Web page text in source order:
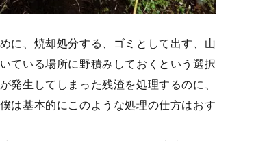
に、焼却処分する、ゴミとして出す、山
ている場所に野積みしておくという選択
発生してしまった残渣を処理するのに、
は基本的にこのような処理の仕方はおす